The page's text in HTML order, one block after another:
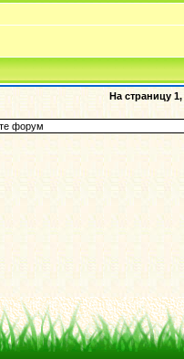
На страницу1,